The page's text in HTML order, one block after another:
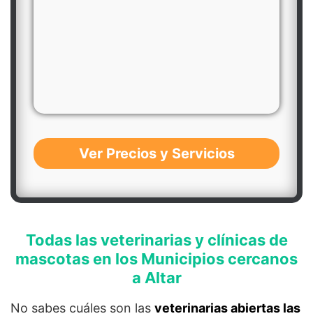
Ver Precios y Servicios
Todas las veterinarias y clínicas de
mascotas en los Municipios cercanos
a Altar
No sabes cuáles son las veterinarias abiertas las